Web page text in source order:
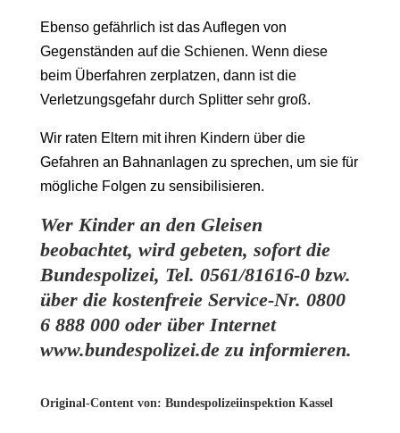
Ebenso gefährlich ist das Auflegen von
Gegenständen auf die Schienen. Wenn diese
beim Überfahren zerplatzen, dann ist die
Verletzungsgefahr durch Splitter sehr groß.
Wir raten Eltern mit ihren Kindern über die
Gefahren an Bahnanlagen zu sprechen, um sie für
mögliche Folgen zu sensibilisieren.
Wer Kinder an den Gleisen
beobachtet, wird gebeten, sofort die
Bundespolizei, Tel. 0561/81616-0 bzw.
über die kostenfreie Service-Nr. 0800
6 888 000 oder über Internet
www.bundespolizei.dezu informieren.
Original-Content von: Bundespolizeiinspektion Kassel